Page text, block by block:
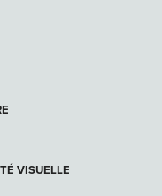
VISUELLE